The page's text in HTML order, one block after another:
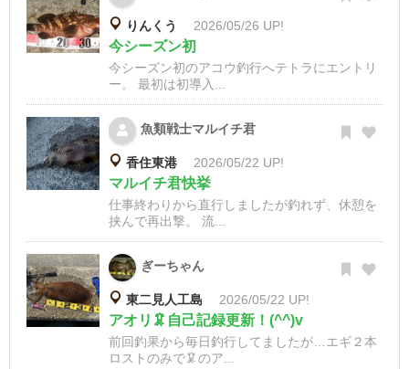
りんくう 2026/05/26 UP!
今シーズン初
今シーズン初のアコウ釣行へテトラにエントリ
ー。 最初は初導入...
魚類戦士マルイチ君
香住東港 2026/05/22 UP!
マルイチ君快挙
仕事終わりから直行しましたが釣れず、休憩を
挟んで再出撃。 流...
ぎーちゃん
東二見人工島 2026/05/22 UP!
アオリ🦑自己記録更新！(^^)v
前回釣果から毎日釣行してましたが…エギ２本
ロストのみで🦑のア...